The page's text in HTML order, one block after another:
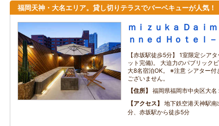
福岡天神・大名エリア。貸し切りテラスでバーベキューが人気！
ｍｉｚｕｋａ Ｄａｉ
ｎｎｅｄ Ｈｏｔｅｌ－
【赤坂駅徒歩5分】 1室限定シア
ット完備)。 大迫力のパブリック
大8名宿泊OK。 ※注意 シアター
ございません。
住所
福岡県福岡市中央区大名
アクセス
地下鉄空港天神駅
分、赤坂駅から徒歩5分